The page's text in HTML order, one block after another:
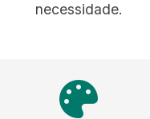
necessidade.